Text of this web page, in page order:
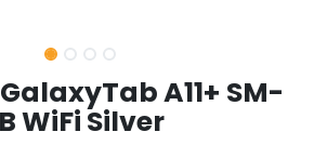
A11+ SM-
WiFi Silver